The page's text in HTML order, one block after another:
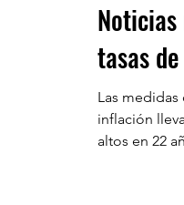
tasas
Las
inflación
altos en 22